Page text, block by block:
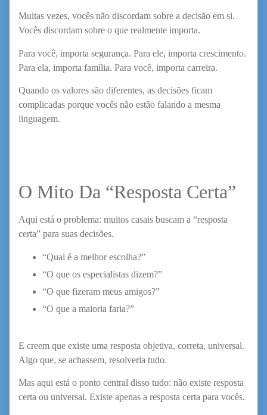
Muitas vezes, vocês não discordam sobre a decisão em si.
Vocês discordam sobre o que realmente importa.
Para você, importa segurança. Para ele, importa crescimento.
Para ela, importa família. Para você, importa carreira.
Quando os valores são diferentes, as decisões ficam
complicadas porque vocês não estão falando a mesma
linguagem.
O Mito Da “Resposta Certa”
Aqui está o problema: muitos casais buscam a “resposta
certa” para suas decisões.
“Qual é a melhor escolha?”
“O que os especialistas dizem?”
“O que fizeram meus amigos?”
“O que a maioria faria?”
E creem que existe uma resposta objetiva, correta, universal.
Algo que, se achassem, resolveria tudo.
Mas aqui está o ponto central disso tudo: não existe resposta
certa ou universal. Existe apenas a resposta certa para vocês.